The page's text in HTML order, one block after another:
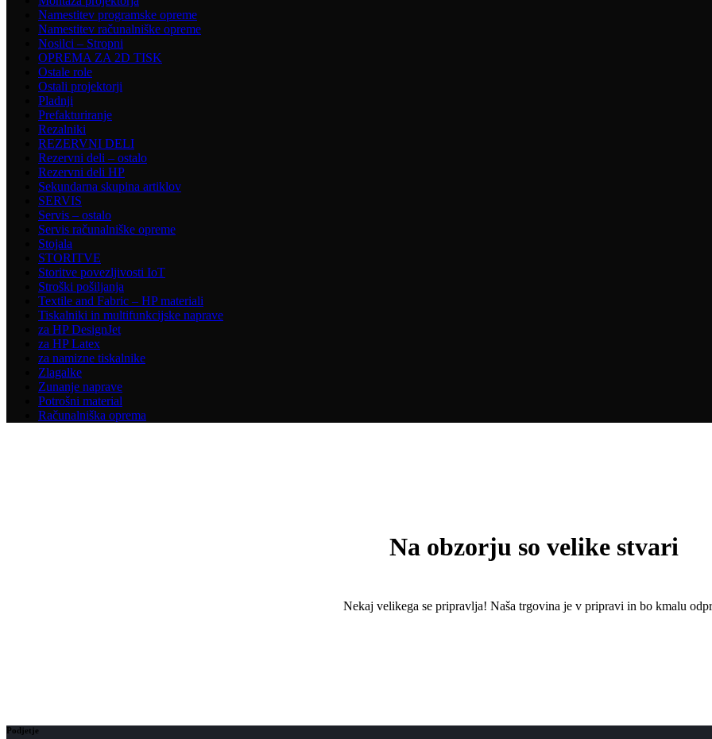
Namestitev programske opreme
Namestitev računalniške opreme
Nosilci – Stropni
OPREMA ZA 2D TISK
Ostale role
Ostali projektorji
Pladnji
Prefakturiranje
Rezalniki
REZERVNI DELI
Rezervni deli – ostalo
Rezervni deli HP
Sekundarna skupina artiklov
SERVIS
Servis – ostalo
Servis računalniške opreme
Stojala
STORITVE
Storitve povezljivosti IoT
Stroški pošiljanja
Textile and Fabric – HP materiali
Tiskalniki in multifunkcijske naprave
za HP DesignJet
za HP Latex
za namizne tiskalnike
Zlagalke
Zunanje naprave
Potrošni material
Računalniška oprema
Na obzorju so velike stvari
Nekaj ​​velikega se pripravlja! Naša trgovina je v pripravi in ​​bo kmalu
Podjetje